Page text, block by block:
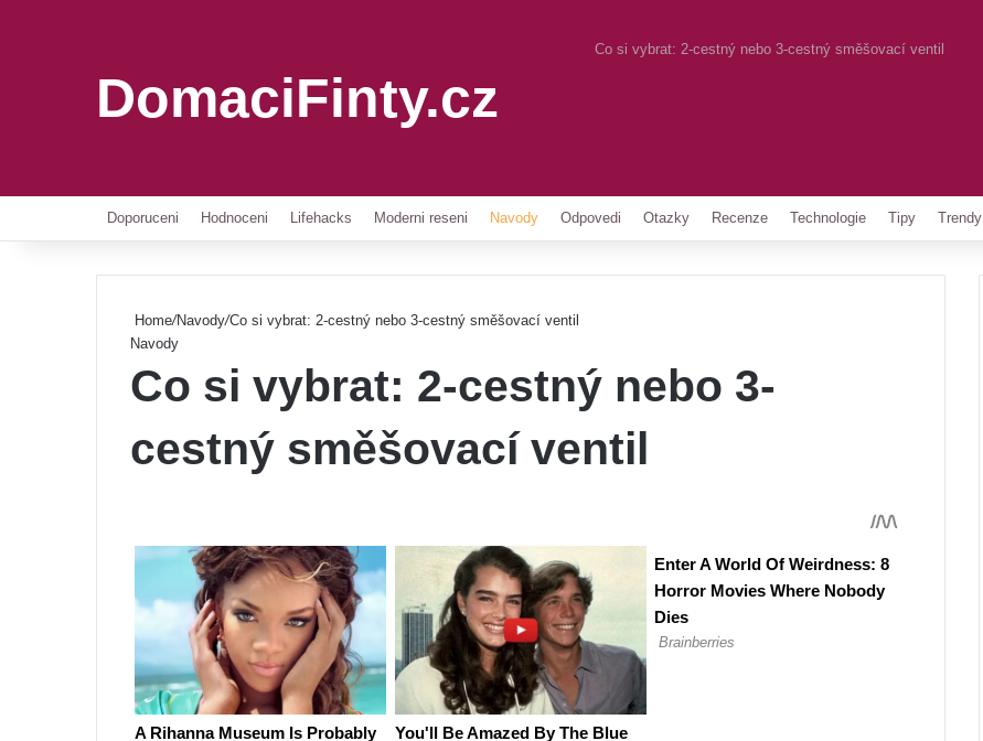
DomaciFinty.cz
Co si vybrat: 2-cestný nebo 3-cestný směšovací ventil
Doporuceni Hodnoceni Lifehacks Moderni reseni Navody Odpovedi Otazky Recenze Technologie Tipy Trendy
Home/Navody/Co si vybrat: 2-cestný nebo 3-cestný směšovací ventil
Navody
Co si vybrat: 2-cestný nebo 3-
cestný směšovací ventil